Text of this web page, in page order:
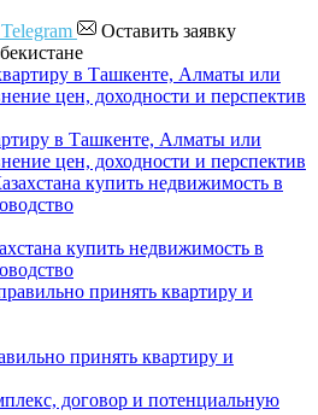
Оставить заявку
в Ташкенте, Алматы или
цен, доходности и перспектив
купить недвижимость в
принять квартиру и